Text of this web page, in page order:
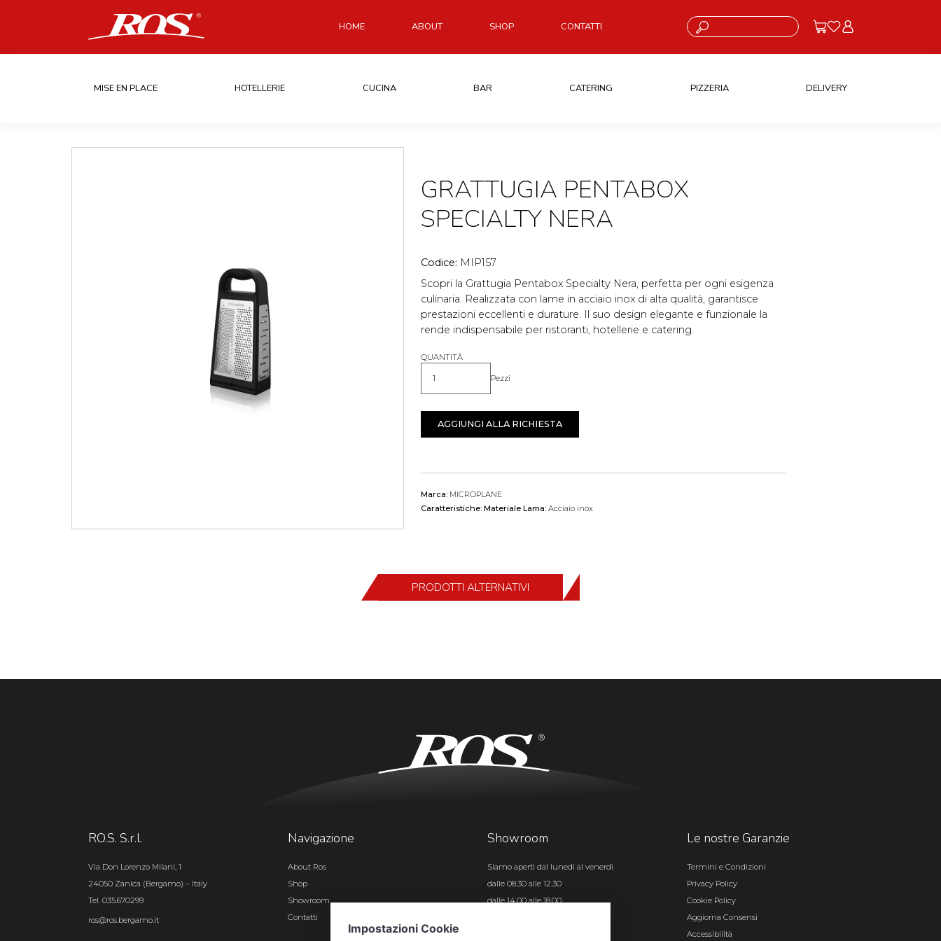
HOME ABOUT SHOP CONTATTI Cosa stai cercando?
MISE EN PLACE HOTELLERIE CUCINA BAR CATERING PIZZERIA DELIVERY
GRATTUGIA PENTABOX
SPECIALTY NERA
Codice: MIP157
Scopri la Grattugia Pentabox Specialty Nera, perfetta per ogni esigenza
culinaria. Realizzata con lame in acciaio inox di alta qualità, garantisce
prestazioni eccellenti e durature. Il suo design elegante e funzionale la
rende indispensabile per ristoranti, hotellerie e catering.
QUANTITÀ
Quantità Pezzi
AGGIUNGI ALLA RICHIESTA
Marca: MICROPLANE
Caratteristiche: Materiale Lama: Acciaio inox
PRODOTTI ALTERNATIVI
RO.S. S.r.l.
Via Don Lorenzo Milani, 1
24050 Zanica (Bergamo) – Italy
Tel. 035.670299
ros@ros.bergamo.it
Navigazione
About Ros
Shop
Showroom
Contatti
Showroom
Siamo aperti dal lunedì al venerdì
dalle 08.30 alle 12.30
dalle 14.00 alle 18.00
Le nostre Garanzie
Termini e Condizioni
Privacy Policy
Cookie Policy
Aggiorna Consensi
Accessibilità